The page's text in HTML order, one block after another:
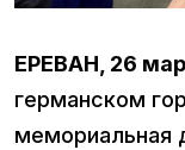
ЕРЕВАН, 26
германском
мемориальная